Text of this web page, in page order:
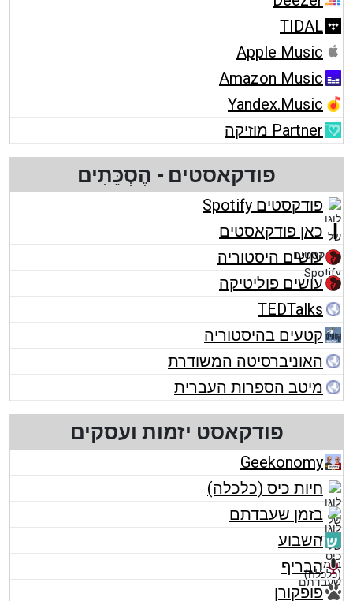
TIDAL
Apple Music
Amazon Music
Yandex.Music
Partner מוזיקה
פודקאסטים - הֶסְכֵּתִים
פודקסטים Spotify
כאן פודקאסטים
עושים היסטוריה
עושים פוליטיקה
TEDTalks
קטעים בהיסטוריה
האוניברסיטה המשודרת
מיטב הספרות העברית
פודקאסט יזמות ועסקים
Geekonomy
חיות כיס (כלכלה)
בזמן שעבדתם
השבוע
הבריף
פופקורן